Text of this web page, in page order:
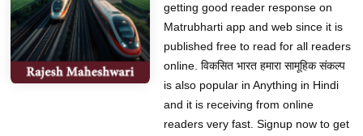
getting good reader response on
Matrubharti app and web since it is
published free to read for all readers
online. विकसित भारत हमारा सामूहिक संकल्प
is also popular in Anything in Hindi
and it is receiving from online
readers very fast. Signup now to get